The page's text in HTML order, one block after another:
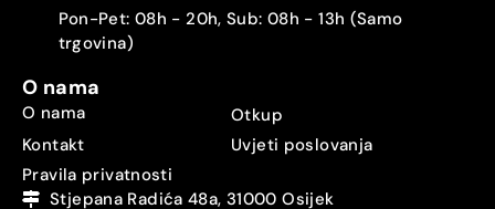
Pon-Pet: 08h - 20h, Sub: 08h - 13h (Samo
trgovina)
O nama
O nama
Otkup
Kontakt
Uvjeti poslovanja
Pravila privatnosti
Stjepana Radića 48a, 31000 Osijek